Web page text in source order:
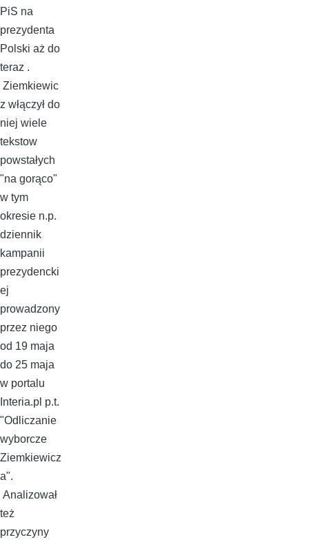
PiS na
prezydenta
Polski aż do
teraz .
Ziemkiewic
z włączył do
niej wiele
tekstow
powstałych
"na gorąco"
w tym
okresie n.p.
dziennik
kampanii
prezydencki
ej
prowadzony
przez niego
od 19 maja
do 25 maja
w portalu
Interia.pl p.t.
"Odliczanie
wyborcze
Ziemkiewicz
a".
Analizował
też
przyczyny